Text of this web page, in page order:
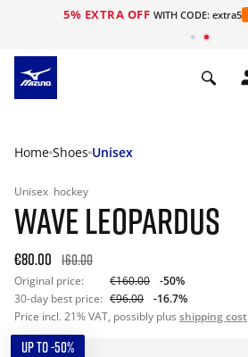
5% EXTRA OFF WITH CODE: extra5
Home Shoes Unisex
Unisex hockey
WAVE LEOPARDUS
€80.00 160.00
Original price: €160.00
-50%
30-day best price: €96.00
-16.7%
Price incl. 21% VAT, possibly plus shipping cost
UP TO -50%